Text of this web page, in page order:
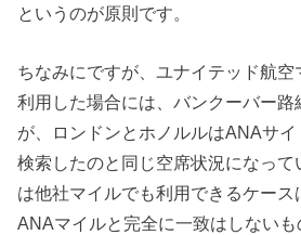
というのが原則です。
ちなみにですが、ユナイテッド航空
利用した場合には、バンクーバー路
が、ロンドンとホノルルはANAサ
検索したのと同じ空席状況になっ
は他社マイルでも利用できるケース
ANAマイルと完全に一致はしない